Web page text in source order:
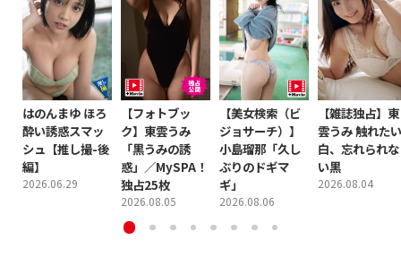
はのんまゆ ほろ
酔い誘惑スマッ
シュ【推し撮-後
編】
2026.06.29
【フォトブッ
ク】東雲うみ
「黒うみの誘
惑」／MySPA！
独占25枚
2026.08.05
【美女検索（ビ
ジョサーチ）】
小島瑠那「久し
ぶりのドギマ
ギ」
2026.08.06
【雑誌独占】東
雲うみ 触れたい
白、忘れられな
い黒
2026.08.04